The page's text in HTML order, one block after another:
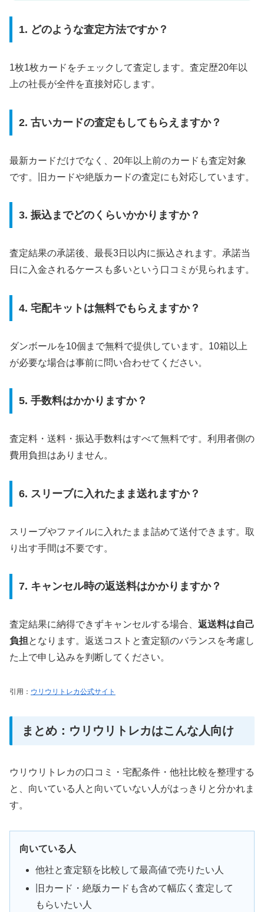
1. どのような査定方法ですか？
1枚1枚カードをチェックして査定します。査定歴20年以
上の社長が全件を直接対応します。
2. 古いカードの査定もしてもらえますか？
最新カードだけでなく、20年以上前のカードも査定対象
です。旧カードや絶版カードの査定にも対応しています。
3. 振込までどのくらいかかりますか？
査定結果の承諾後、最長3日以内に振込されます。承諾当
日に入金されるケースも多いという口コミが見られます。
4. 宅配キットは無料でもらえますか？
ダンボールを10個まで無料で提供しています。10箱以上
が必要な場合は事前に問い合わせてください。
5. 手数料はかかりますか？
査定料・送料・振込手数料はすべて無料です。利用者側の
費用負担はありません。
6. スリーブに入れたまま送れますか？
スリーブやファイルに入れたまま詰めて送付できます。取
り出す手間は不要です。
7. キャンセル時の返送料はかかりますか？
査定結果に納得できずキャンセルする場合、 返送料は自己
負担となります。返送コストと査定額のバランスを考慮し
た上で申し込みを判断してください。
引用： ウリウリトレカ公式サイト
まとめ：ウリウリトレカはこんな人向け
ウリウリトレカの口コミ・宅配条件・他社比較を整理する
と、向いている人と向いていない人がはっきりと分かれま
す。
向いている人
他社と査定額を比較して最高値で売りたい人
旧カード・絶版カードも含めて幅広く査定して
もらいたい人